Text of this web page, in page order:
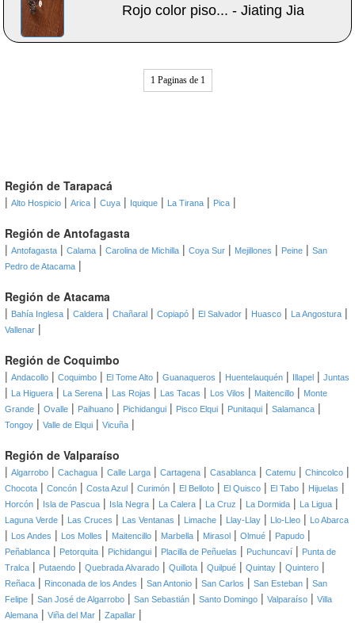
Rojo color piso... - Jiating Jia
1 Paginas de 1
Región de Tarapacá
| Alto Hospicio | Arica | Cuya | Iquique | La Tirana | Pica |
Región de Antofagasta
| Antofagasta | Calama | Carolina de Michilla | Coya Sur | Mejillones | Peine | San
Pedro de Atacama |
Región de Atacama
| Bahía Inglesa | Caldera | Chañaral | Copiapó | El Salvador | Huasco | La Angostura |
Vallenar |
Región de Coquimbo
| Andacollo | Coquimbo | El Tome Alto | Guanaqueros | Huentelauquén | Illapel | Juntas
| La Higuera | La Serena | Las Rojas | Las Tacas | Los Vilos | Maitencillo | Monte
Grande | Ovalle | Paihuano | Pichidangui | Pisco Elqui | Punitaqui | Salamanca |
Tongoy | Valle de Elqui | Vicuña |
Región de Valparaíso
| Algarrobo | Cachagua | Calle Larga | Cartagena | Casablanca | Catemu | Chincolco |
Chocota | Concón | Costa Azul | Curimón | El Belloto | El Quisco | El Tabo | Hijuelas |
Horcón | Isla de Pascua | Isla Negra | La Calera | La Cruz | La Dormida | La Ligua |
Laguna Verde | Las Cruces | Las Ventanas | Limache | Llay-Llay | Llo-Lleo | Lo Abarca
| Los Andes | Los Molles | Maitencillo | Marbella | Mirasol | Olmué | Papudo |
Peñablanca | Petorquita | Pichidangui | Placilla de Peñuelas | Puchuncaví | Punta de
Tralca | Putaendo | Quebrada Alvarado | Quillota | Quilpué | Quintay | Quintero |
Reñaca | Rinconada de los Andes | San Antonio | San Carlos | San Esteban | San
Felipe | San José de Algarrobo | San Sebastián | Santo Domingo | Valparaíso | Villa
Alemana | Viña del Mar | Zapallar |